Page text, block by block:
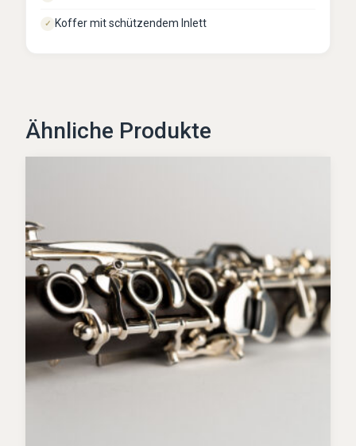
✓ Koffer mit schützendem Inlett
Ähnliche Produkte